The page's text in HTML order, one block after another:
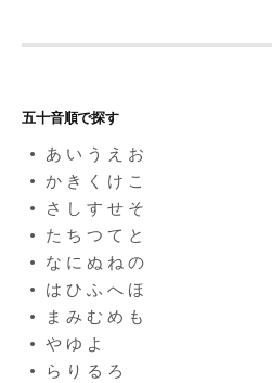
五十音順で探す
あ い う え お
か き く け こ
さ し す せ そ
た ち つ て と
な に ぬ ね の
は ひ ふ へ ほ
ま み む め も
や ゆ よ
ら り る ろ